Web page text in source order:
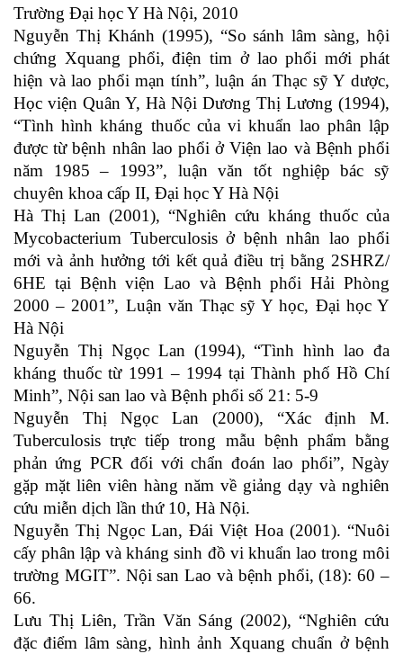
Trường Đại học Y Hà Nội, 2010
Nguyễn Thị Khánh (1995), “So sánh lâm sàng, hội
chứng Xquang phổi, điện tim ở lao phổi mới phát
hiện và lao phổi mạn tính”, luận án Thạc sỹ Y dược,
Học viện Quân Y, Hà Nội Dương Thị Lương (1994),
“Tình hình kháng thuốc của vi khuẩn lao phân lập
được từ bệnh nhân lao phổi ở Viện lao và Bệnh phổi
năm 1985 – 1993”, luận văn tốt nghiệp bác sỹ
chuyên khoa cấp II, Đại học Y Hà Nội
Hà Thị Lan (2001), “Nghiên cứu kháng thuốc của
Mycobacterium Tuberculosis ở bệnh nhân lao phổi
mới và ảnh hưởng tới kết quả điều trị bằng 2SHRZ/
6HE tại Bệnh viện Lao và Bệnh phổi Hải Phòng
2000 – 2001”, Luận văn Thạc sỹ Y học, Đại học Y
Hà Nội
Nguyễn Thị Ngọc Lan (1994), “Tình hình lao đa
kháng thuốc từ 1991 – 1994 tại Thành phố Hồ Chí
Minh”, Nội san lao và Bệnh phổi số 21: 5-9
Nguyễn Thị Ngọc Lan (2000), “Xác định M.
Tuberculosis trực tiếp trong mẫu bệnh phẩm bằng
phản ứng PCR đối với chẩn đoán lao phổi”, Ngày
gặp mặt liên viên hàng năm về giảng dạy và nghiên
cứu miễn dịch lần thứ 10, Hà Nội.
Nguyễn Thị Ngọc Lan, Đái Việt Hoa (2001). “Nuôi
cấy phân lập và kháng sinh đồ vi khuẩn lao trong môi
trường MGIT”. Nội san Lao và bệnh phổi, (18): 60 –
66.
Lưu Thị Liên, Trần Văn Sáng (2002), “Nghiên cứu
đặc điểm lâm sàng, hình ảnh Xquang chuẩn ở bệnh